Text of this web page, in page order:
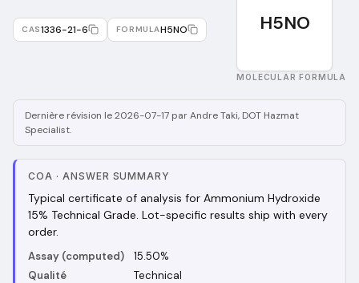
CAS1336-21-6 FORMULAH5NO H5NO
MOLECULAR FORMULA
Dernière révision le 2026-07-17 par Andre Taki, DOT Hazmat
Specialist.
COA · ANSWER SUMMARY
Typical certificate of analysis for Ammonium Hydroxide
15% Technical Grade. Lot-specific results ship with every
order.
Assay (computed)
15.50%
Qualité
Technical